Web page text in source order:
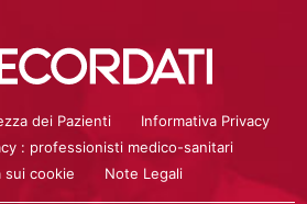
dei Pazienti
Informativa Privacy
: professionisti medico-sanitari
sui cookie
Note Legali